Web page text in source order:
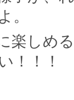
。
楽しめ
！！！